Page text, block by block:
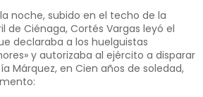
noche, subido en el techo de la
de Ciénaga, Cortés Vargas leyó el
declaraba a los huelguistas
y autorizaba al ejército a disparar
Márquez, en Cien años de soledad,